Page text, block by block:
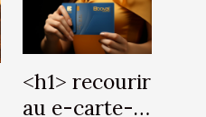
˂h1˃ recourir
au e-carte-